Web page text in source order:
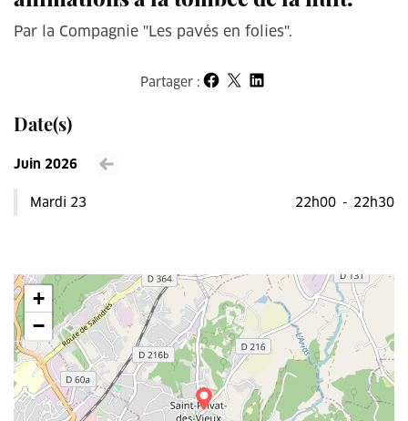
Date(s)
Voir le mois précédent
Juin 2026
Mardi 23 22h00 - 22h30
+
−
Par la Compagnie "Les pavés en folies".
Partager :Partager sur Facebook
Partager sur X
Partager sur LinkedIn